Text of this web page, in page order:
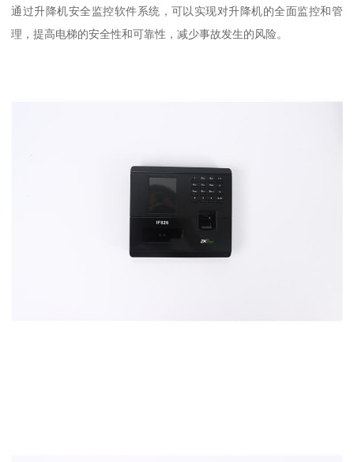
通过升降机安全监控软件系统，可以实现对升降机的全面监控和管
理，提高电梯的安全性和可靠性，减少事故发生的风险。